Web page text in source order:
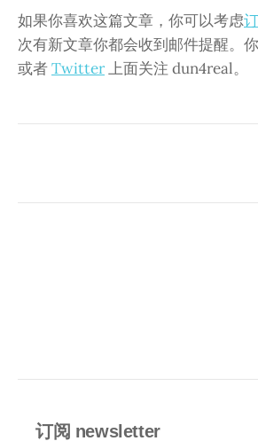
如果你喜欢这篇文章，你可以考虑
次有新文章你都会收到邮件提醒。
或者Twitter上面关注 dun4real。
订阅 newsletter